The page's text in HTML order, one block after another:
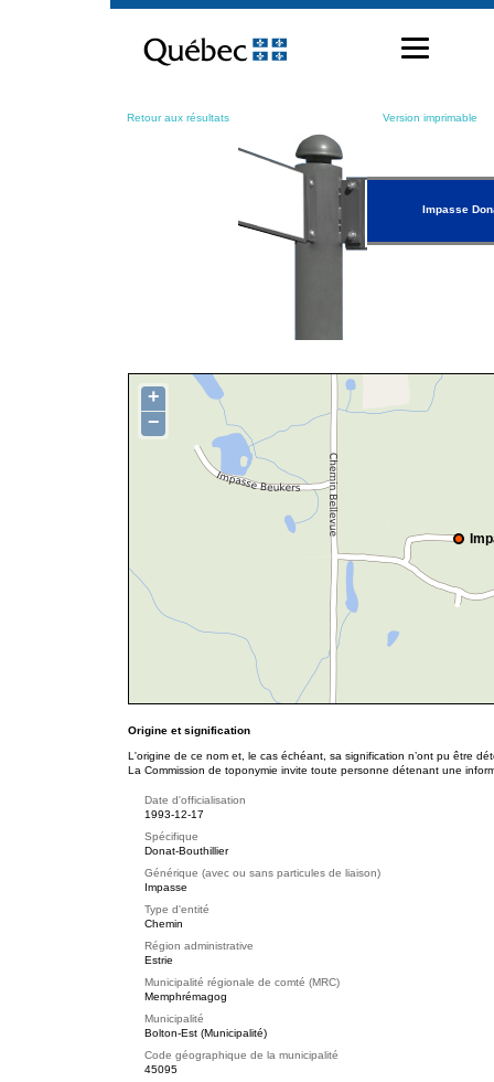
contenu
Retour aux résultats Version imprimable
Impasse
+
−
Origine et signification
L'origine de ce nom et, le cas échéant, sa signification n’ont pu être
La Commission de toponymie invite toute personne détenant une
Date d'officialisation
1993-12-17
Spécifique
Donat-Bouthillier
Générique (avec ou sans particules de liaison)
Impasse
Type d'entité
Chemin
Région administrative
Estrie
Municipalité régionale de comté (MRC)
Memphrémagog
Municipalité
Bolton-Est (Municipalité)
Code géographique de la municipalité
45095